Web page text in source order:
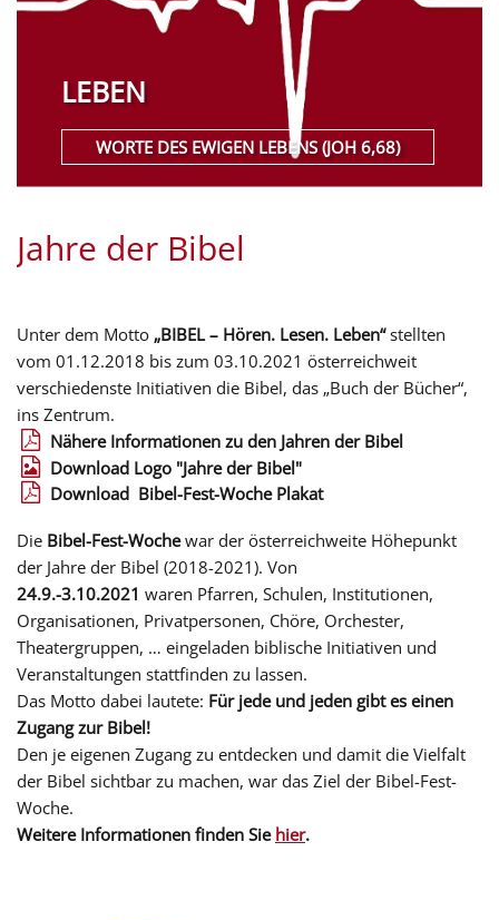
LEBEN
WORTE DES EWIGEN LEBENS (JOH 6,68)
Jahre der Bibel
Unter dem Motto „BIBEL – Hören. Lesen. Leben“stellten
vom 01.12.2018 bis zum 03.10.2021 österreichweit
verschiedenste Initiativen die Bibel, das „Buch der Bücher“,
ins Zentrum.
Nähere Informationen zu den Jahren der Bibel
Download Logo "Jahre der Bibel"
Download Bibel-Fest-Woche Plakat
Die Bibel-Fest-Wochewar der österreichweite Höhepunkt
der Jahre der Bibel (2018-2021). Von
24.9.-3.10.2021 waren Pfarren, Schulen, Institutionen,
Organisationen, Privatpersonen, Chöre, Orchester,
Theatergruppen, … eingeladen biblische Initiativen und
Veranstaltungen stattfinden zu lassen.
Das Motto dabei lautete: Für jede und jeden gibt es einen
Zugang zur Bibel!
Den je eigenen Zugang zu entdecken und damit die Vielfalt
der Bibel sichtbar zu machen, war das Ziel der Bibel-Fest-
Woche.
Weitere Informationen finden Sie hier.